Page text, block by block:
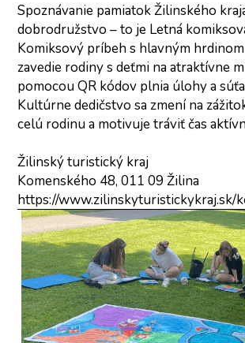
Spoznávanie pamiatok Žilinského
dobrodružstvo – to je Letná
Komiksový príbeh s hlavným
zavedie rodiny s deťmi na atraktívne
pomocou QR kódov plnia úlohy a
Kultúrne dedičstvo sa zmení na
celú rodinu a motivuje tráviť čas
Žilinský turistický kraj
Komenského 48, 011 09 Žilina
https://www.zilinskyturistickykraj.sk/